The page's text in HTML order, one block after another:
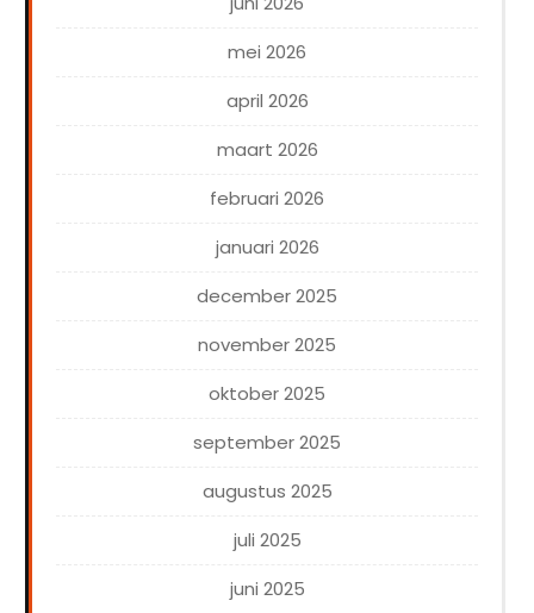
mei 2026
april 2026
maart 2026
februari 2026
januari 2026
december 2025
november 2025
oktober 2025
september 2025
augustus 2025
juli 2025
juni 2025